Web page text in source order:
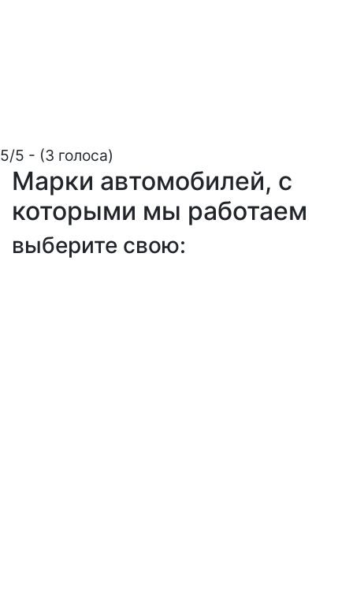
5/5 - (3 голоса)
Марки автомобилей, с
которыми мы работаем
выберите свою: